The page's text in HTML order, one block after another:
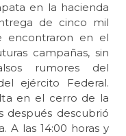
en la hacienda
de cinco mil
encontraron en el
campañas, sin
rumores del
ejército Federal.
en el cerro de la
después descubrió
A las 14:00 horas y